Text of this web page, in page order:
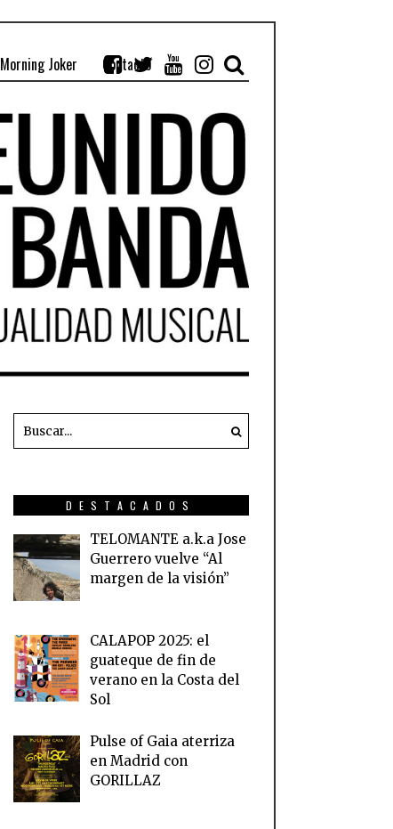
Morning Joker Contacto
DESTACADOS
TELOMANTE a.k.a Jose
Guerrero vuelve “Al
margen de la visión”
CALAPOP 2025: el
guateque de fin de
verano en la Costa del
Sol
Pulse of Gaia aterriza
en Madrid con
GORILLAZ